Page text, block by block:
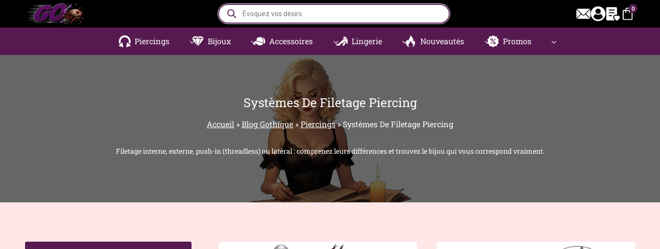
contenu
Recherche
de
produits
0
Piercings Bijoux Accessoires Lingerie Nouveautés Promos
Systèmes De Filetage Piercing
Accueil »Blog Gothique»Piercings»Systèmes De Filetage Piercing
Filetage interne, externe, push-in (threadless) ou latéral : comprenez leurs différences et trouvez le bijou qui vous correspond vraiment.